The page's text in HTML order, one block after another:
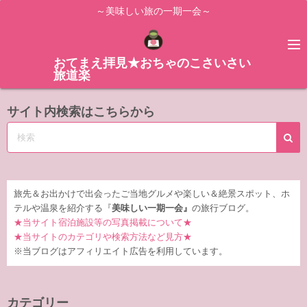
ス
ッ
～美味しい旅の一期一会～
おてまえ拝見★おちゃのこさいさい
旅道楽
サイト内検索はこちらから
旅先＆お出かけで出会ったご当地グルメや楽しい＆絶景スポット、ホ
テルや温泉を紹介する『 美味しい一期一会』 の旅行ブログ。
★当サイト宿泊施設等の写真掲載について★
★当サイトのカテゴリや検索方法など見方★
※当ブログはアフィリエイト広告を利用しています。
カテゴリー